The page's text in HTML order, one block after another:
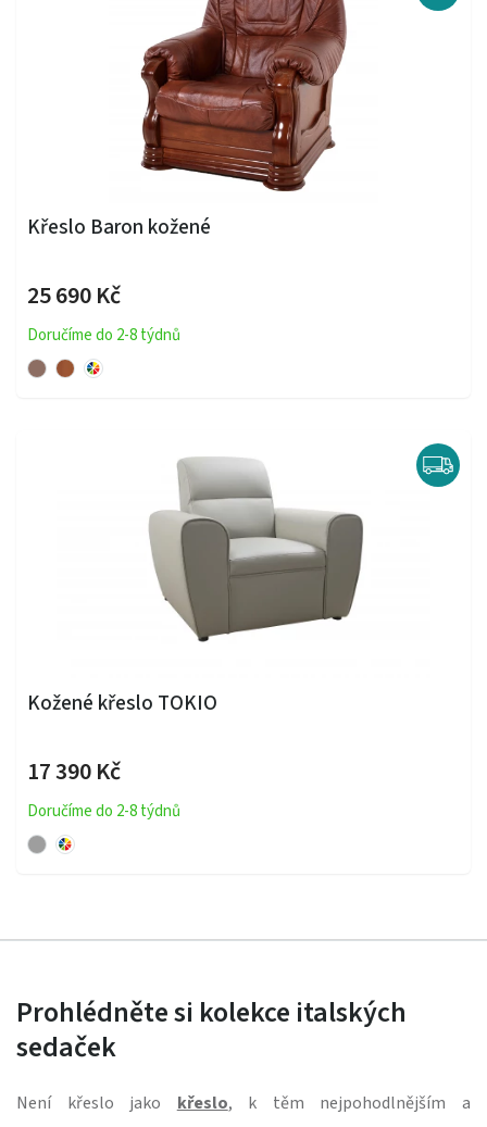
Křeslo Baron kožené
25 690 Kč
Doručíme do 2-8 týdnů
Kožené křeslo TOKIO
17 390 Kč
Doručíme do 2-8 týdnů
Prohlédněte si kolekce italských
sedaček
Není křeslo jako křeslo, k těm nejpohodlnějším a